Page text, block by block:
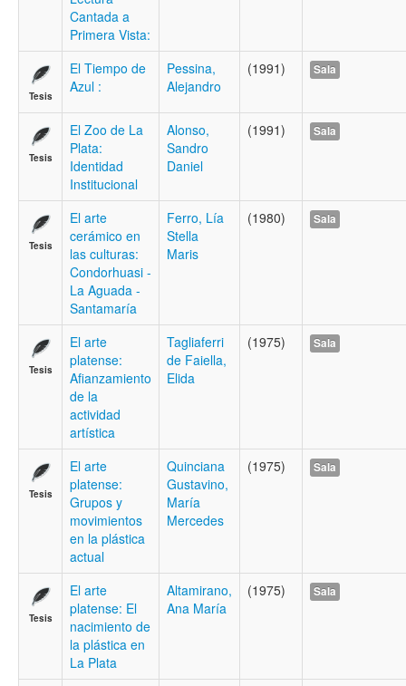
Cantada a
Primera Vista:
Tesis
El Tiempo de
Azul :
Pessina,
Alejandro
(1991) Sala
Tesis
El Zoo de La
Plata:
Identidad
Institucional
Alonso,
Sandro
Daniel
(1991) Sala
Tesis
El arte
cerámico en
las culturas:
Condorhuasi -
La Aguada -
Santamaría
Ferro, Lía
Stella
Maris
(1980) Sala
Tesis
El arte
platense:
Afianzamiento
de la
actividad
artística
Tagliaferri
de Faiella,
Elida
(1975) Sala
Tesis
El arte
platense:
Grupos y
movimientos
en la plástica
actual
Quinciana
Gustavino,
María
Mercedes
(1975) Sala
Tesis
El arte
platense: El
nacimiento de
la plástica en
La Plata
Altamirano,
Ana María
(1975) Sala